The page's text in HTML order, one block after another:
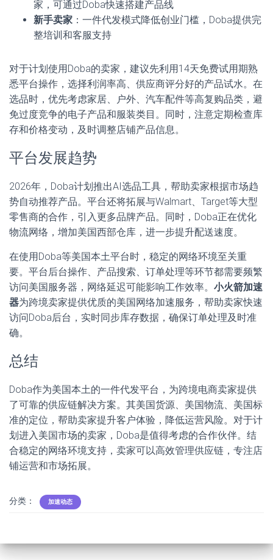
家，可通过Doba快速搭建产品线
新手卖家 ：一件代发模式降低创业门槛，Doba提供完
整培训和客服支持
对于计划使用Doba的卖家，建议先利用14天免费试用期熟
悉平台操作，选择利润率高、供应商评分好的产品试水。在
选品时，优先考虑家居、户外、汽车配件等高复购品类，避
免过度竞争的电子产品和服装类目。同时，注意定期检查库
存和价格变动，及时调整店铺产品信息。
平台发展趋势
2026年，Doba计划推出AI选品工具，帮助卖家根据市场趋
势自动推荐产品。平台还将拓展与Walmart、Target等大型
零售商的合作，引入更多品牌产品。同时，Doba正在优化
物流网络，增加美国西部仓库，进一步提升配送速度。
在使用Doba等美国本土平台时，稳定的网络环境至关重
要。平台后台操作、产品搜索、订单处理等环节都需要频繁
访问美国服务器，网络延迟可能影响工作效率。 小火箭加速
器为跨境卖家提供优质的美国网络加速服务，帮助卖家快速
访问Doba后台，实时同步库存数据，确保订单处理及时准
确。
总结
Doba作为美国本土的一件代发平台，为跨境电商卖家提供
了可靠的供应链解决方案。其美国货源、美国物流、美国标
准的定位，帮助卖家提升客户体验，降低运营风险。对于计
划进入美国市场的卖家，Doba是值得考虑的合作伙伴。结
合稳定的网络环境支持，卖家可以高效管理供应链，专注店
铺运营和市场拓展。
分类： 加速动态